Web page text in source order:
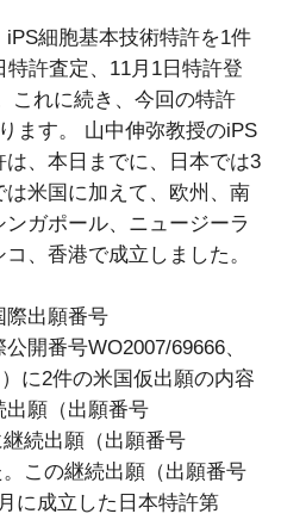
細胞基本技術特許を1件
許査定、11月1日特許登
これに続き、今回の特許
ます。 山中伸弥教授のiPS
、本日までに、日本では3
米国に加えて、欧州、南
ガポール、ニュージーラ
、香港で成立しました。
際出願番号
開番号WO2007/69666、
に2件の米国仮出願の内容
出願（出願番号
続出願（出願番号
この継続出願（出願番号
に成立した日本特許第